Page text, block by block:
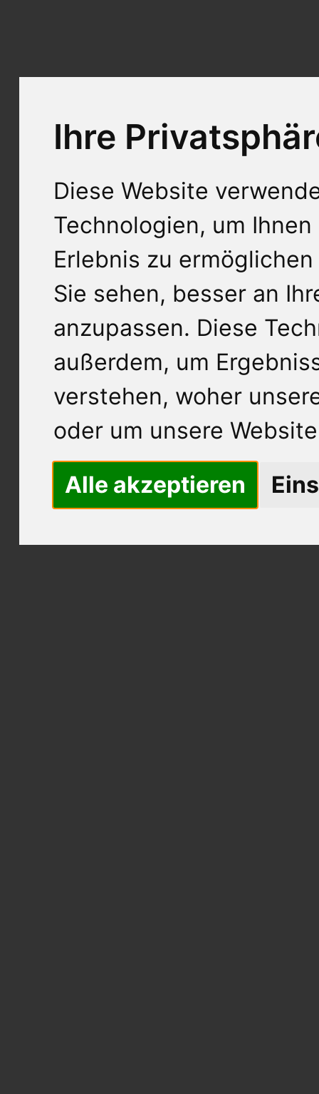
Ihre
Diese Website
Technologien, um
Erlebnis zu
Sie sehen, besser an
anzupassen. Diese
außerdem, um
verstehen, woher
oder um unsere
Alle akzeptieren